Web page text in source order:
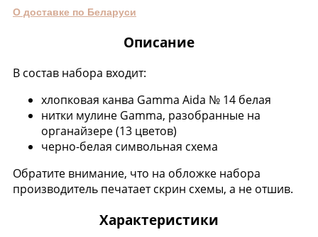
О доставке по Беларуси
Описание
В состав набора входит:
хлопковая канва Gamma Aida № 14 белая
нитки мулине Gamma, разобранные на
органайзере (13 цветов)
черно-белая символьная схема
Обратите внимание, что на обложке набора
производитель печатает скрин схемы, а не отшив.
Характеристики